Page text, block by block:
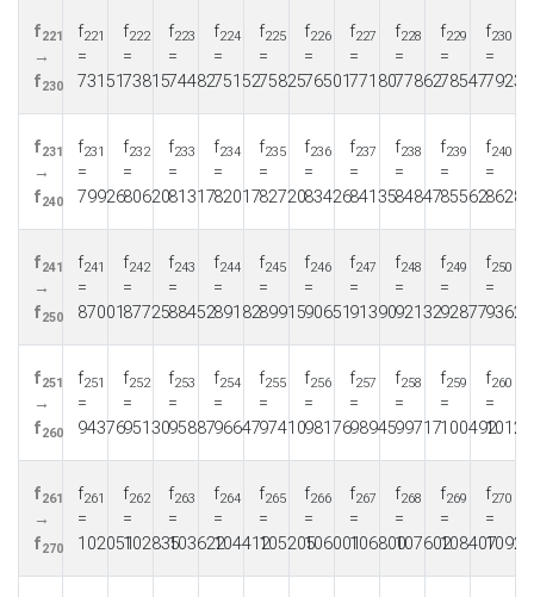
f221
→
f230
f221
=
73151
f222
=
73815
f223
=
74482
f224
=
75152
f225
=
75825
f226
=
76501
f227
=
77180
f228
=
77862
f229
=
78547
f230
=
79235
f231
→
f240
f231
=
79926
f232
=
80620
f233
=
81317
f234
=
82017
f235
=
82720
f236
=
83426
f237
=
84135
f238
=
84847
f239
=
85562
f240
=
86280
f241
→
f250
f241
=
87001
f242
=
87725
f243
=
88452
f244
=
89182
f245
=
89915
f246
=
90651
f247
=
91390
f248
=
92132
f249
=
92877
f250
=
93625
f251
→
f260
f251
=
94376
f252
=
95130
f253
=
95887
f254
=
96647
f255
=
97410
f256
=
98176
f257
=
98945
f258
=
99717
f259
=
100492
f260
=
f261
→
f270
f261
=
102051
f262
=
102835
f263
=
103622
f264
=
104412
f265
=
105205
f266
=
106001
f267
=
106800
f268
=
107602
f269
=
108407
f270
=